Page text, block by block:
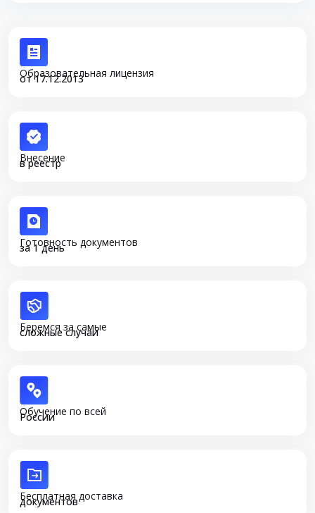
Образовательная лицензия
от 17.12.2013
Внесение
в реестр
Готовность документов
за 1 день
Беремся за самые
сложные случаи
Обучение по всей
России
Бесплатная доставка
документов